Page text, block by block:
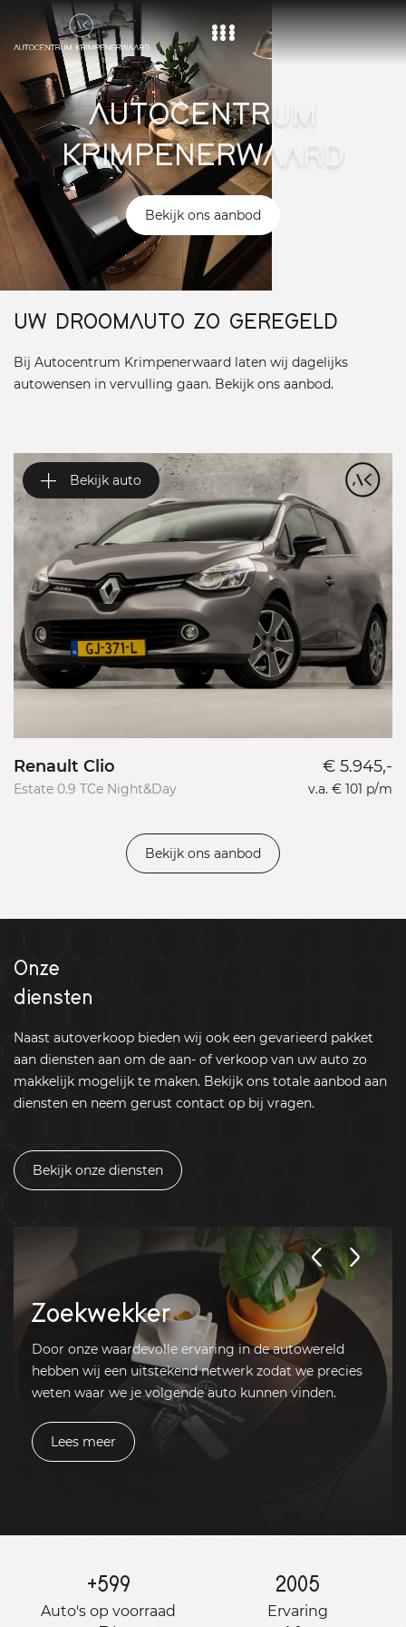
Home
Aanbod
Diensten
Over ons
Vacature
Contact
AUTOCENTRUM
KRIMPENERWAARD
Bekijk ons aanbod
UW DROOMAUTO ZO GEREGELD
Bij Autocentrum Krimpenerwaard laten wij dagelijks
autowensen in vervulling gaan. Bekijk ons aanbod.
Bekijk auto
Renault Clio
Estate 0.9 TCe Night&Day
€ 5.945,-
v.a. € 101 p/m
Bekijk ons aanbod
Onze
diensten
Naast autoverkoop bieden wij ook een gevarieerd pakket
aan diensten aan om de aan- of verkoop van uw auto zo
makkelijk mogelijk te maken. Bekijk ons totale aanbod aan
diensten en neem gerust contact op bij vragen.
Bekijk onze diensten
Zoekwekker
Door onze waardevolle ervaring in de autowereld
hebben wij een uitstekend netwerk zodat we precies
weten waar we je volgende auto kunnen vinden.
Lees meer
+599
Auto's op voorraad
2005
Ervaring